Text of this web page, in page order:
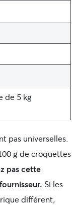
de 5 kg
pas universelles.
g de croquettes
pas cette
Si les
différent,